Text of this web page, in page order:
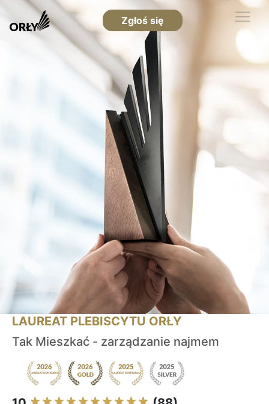
Zgłoś się
LAUREAT PLEBISCYTU ORŁY
Tak Mieszkać - zarządzanie najmem